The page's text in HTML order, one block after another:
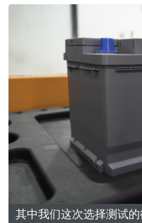
其中我们这次选择测试